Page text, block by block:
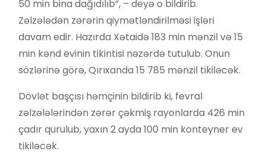
50 min bina dağıdılıb”, – deyə o bildirib.
Zəlzələdən zərərin qiymətləndirilməsi işləri
davam edir. Hazırda Xətaidə 183 min mənzil və 15
min kənd evinin tikintisi nəzərdə tutulub. Onun
sözlərinə görə, Qırıxanda 15 785 mənzil tikiləcək.
Dövlət başçısı həmçinin bildirib ki, fevral
zəlzələlərindən zərər çəkmiş rayonlarda 426 min
çadır qurulub, yaxın 2 ayda 100 min konteyner ev
tikiləcək.